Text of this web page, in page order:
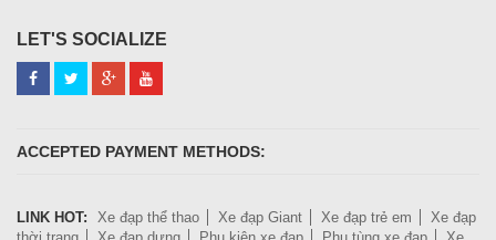
LET'S SOCIALIZE
ACCEPTED PAYMENT METHODS:
LINK HOT: Xe đạp thể thao Xe đạp Giant Xe đạp trẻ em
Xe đạp